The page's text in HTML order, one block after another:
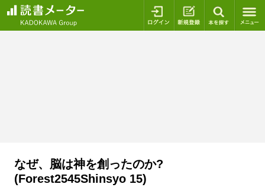
ログイン 新規登録
なぜ、脳は神を創ったのか?
(Forest2545Shinsyo 15)